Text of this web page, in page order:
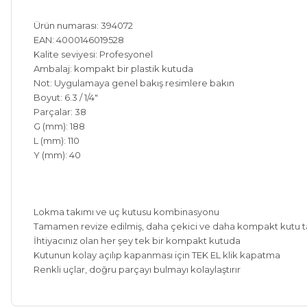
Ürün numarası: 394072
EAN: 4000146019528
Kalite seviyesi: Profesyonel
Ambalaj: kompakt bir plastik kutuda
Not: Uygulamaya genel bakış resimlere bakın
Boyut: 6.3 / 1/4"
Parçalar: 38
G (mm): 188
L (mm): 110
Y (mm): 40
Lokma takımı ve uç kutusu kombinasyonu
Tamamen revize edilmiş, daha çekici ve daha kompakt kutu
İhtiyacınız olan her şey tek bir kompakt kutuda
Kutunun kolay açılıp kapanması için TEK EL klik kapatma
Renkli uçlar, doğru parçayı bulmayı kolaylaştırır